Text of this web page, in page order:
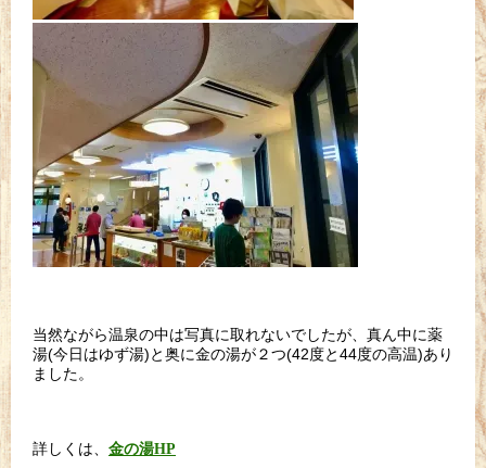
当然ながら温泉の中は写真に取れないでしたが、真ん中に薬
湯(今日はゆず湯)と奥に金の湯が２つ(42度と44度の高温)あり
ました。
詳しくは、 金の湯HP